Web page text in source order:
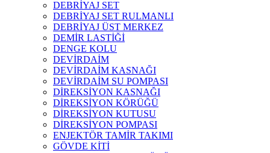
DEBRİYAJ SET
DEBRİYAJ SET RULMANLI
DEBRİYAJ ÜST MERKEZ
DEMİR LASTİĞİ
DENGE KOLU
DEVİRDAİM
DEVİRDAİM KASNAĞI
DEVİRDAİM SU POMPASI
DİREKSİYON KASNAĞI
DİREKSİYON KÖRÜĞÜ
DİREKSİYON KUTUSU
DİREKSİYON POMPASI
ENJEKTÖR TAMİR TAKIMI
GÖVDE KİTİ